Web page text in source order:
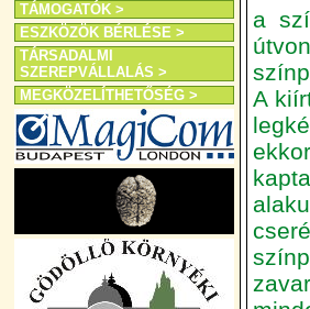
TÁMOGATÓK >
ESZKÖZÖK BÉRLÉSE >
TÁRSADALMI
SZEREPVÁLLALÁS >
MEGKÖZELÍTHETŐSÉG >
a
A